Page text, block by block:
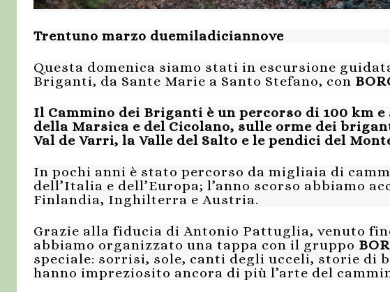
Trentuno marzo duemiladiciannove
Questa domenica siamo stati in escursione
Briganti, da Sante Marie a Santo Stefano, con
Il Cammino dei Briganti è un percorso di 100 km
della Marsica e del Cicolano, sulle orme dei
Val de Varri, la Valle del Salto e le pendici del
In pochi anni è stato percorso da migliaia di
dell’Italia e dell’Europa; l’anno scorso abbiamo
Finlandia, Inghilterra e Austria.
Grazie alla fiducia di Antonio Pattuglia, venuto
abbiamo organizzato una tappa con il gruppo
speciale: sorrisi, sole, canti degli ucceli, storie di
hanno impreziosito ancora di più l’arte del